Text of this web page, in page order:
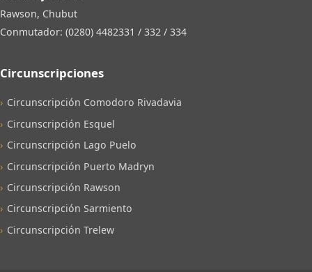
Rawson, Chubut
Conmutador: (0280) 4482331 / 332 / 334
Circunscripciones
Circunscripción Comodoro Rivadavia
Circunscripción Esquel
Circunscripción Lago Puelo
Circunscripción Puerto Madryn
Circunscripción Rawson
Circunscripción Sarmiento
Circunscripción Trelew